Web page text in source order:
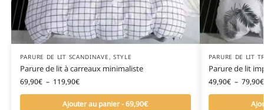
PARURE DE LIT SCANDINAVE, STYLE
Parure de lit à carreaux minimaliste
69,90€ – 119,90€
Ajouter au panier - 69,90€
PARURE DE LIT
Parure de lit
49,90€ – 79,90€